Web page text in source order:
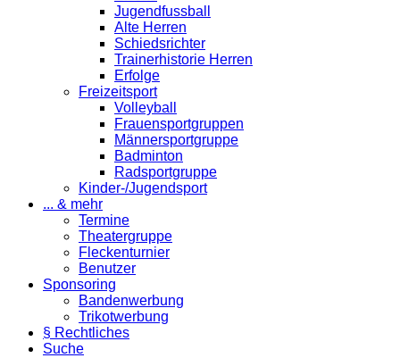
Jugendfussball
Alte Herren
Schiedsrichter
Trainerhistorie Herren
Erfolge
Freizeitsport
Volleyball
Frauensportgruppen
Männersportgruppe
Badminton
Radsportgruppe
Kinder-/Jugendsport
... & mehr
Termine
Theatergruppe
Fleckenturnier
Benutzer
Sponsoring
Bandenwerbung
Trikotwerbung
§ Rechtliches
Suche